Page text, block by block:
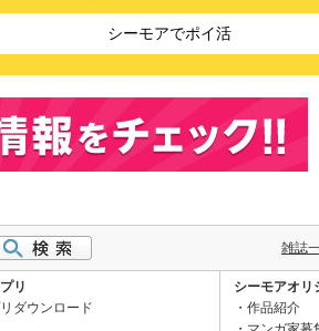
シーモアでポイ活
雑誌
リ
ダウンロード
シーモアオリ
作品紹介